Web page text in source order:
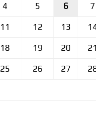
4 5 6 7
11 12 13
18 19 20 21
25 26 27